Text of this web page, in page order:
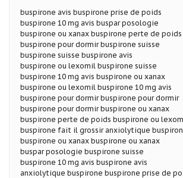
buspirone avis buspirone prise de poids
buspirone 10 mg avis buspar posologie
buspirone ou xanax buspirone perte de poids
buspirone pour dormir buspirone suisse
buspirone suisse buspirone avis
buspirone ou lexomil buspirone suisse
buspirone 10 mg avis buspirone ou xanax
buspirone ou lexomil buspirone 10 mg avis
buspirone pour dormir buspirone pour dormir
buspirone pour dormir buspirone ou xanax
buspirone perte de poids buspirone ou
buspirone fait il grossir anxiolytique
buspirone ou xanax buspirone ou xanax
buspar posologie buspirone suisse
buspirone 10 mg avis buspirone avis
anxiolytique buspirone buspirone prise de